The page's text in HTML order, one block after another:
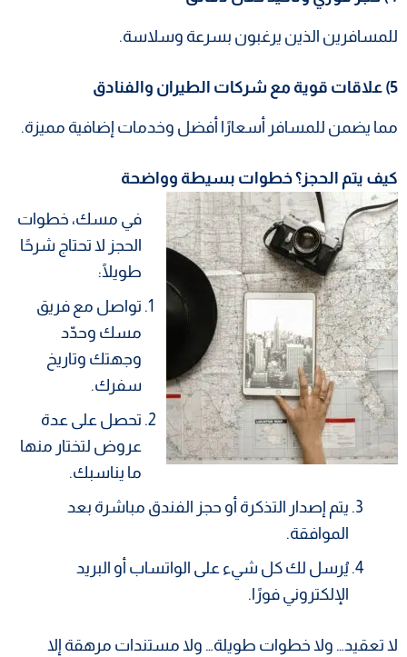
للمسافرين الذين يرغبون بسرعة وسلاسة.
5) علاقات قوية مع شركات الطيران والفنادق
مما يضمن للمسافر أسعارًا أفضل وخدمات إضافية مميزة.
كيف يتم الحجز؟ خطوات بسيطة وواضحة
في مسك، خطوات
الحجز لا تحتاج شرحًا
طويلًا:
تواصل مع فريق
مسك وحدّد
وجهتك وتاريخ
سفرك.
تحصل على عدة
عروض لتختار منها
ما يناسبك.
يتم إصدار التذكرة أو حجز الفندق مباشرة بعد
الموافقة.
يُرسل لك كل شيء على الواتساب أو البريد
الإلكتروني فورًا.
لا تعقيد… ولا خطوات طويلة… ولا مستندات مرهقة إلا